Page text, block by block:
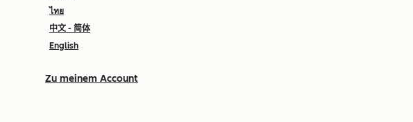
ไทย
中文 - 简体
English
Zu meinem Account